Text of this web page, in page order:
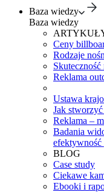
Baza wiedzy
Baza wiedzy
Ceny
Rodzaje
Reklama
Ustawa
Jak
Reklama –
Badania
BLOG
Case study
Ciekawe
Ebooki i